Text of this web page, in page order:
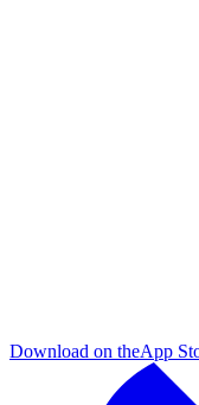
Download on theApp